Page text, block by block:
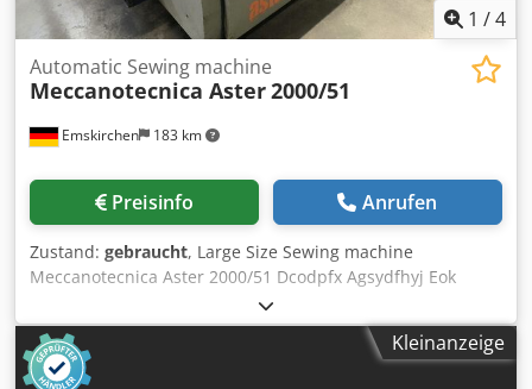
1 /4
Emskirchen 183 km
Automatic Sewing machine
Meccanotecnica Aster2000/51
Preisinfo Anrufen
Zustand: gebraucht, Large Size Sewing machine
Meccanotecnica Aster 2000/51 Dcodpfx Agsydfhyj Eok
Fadenheftmaschine - Sewing machine Meccanotecnica
Aster 2000/51 Year 1997 - Serial-No. 115208 Pre-loader
Meccanotecnica Sistema Large Size Opening device (4+4)
Sheet control Sewing device, Transport chain Thread
Kleinanzeige